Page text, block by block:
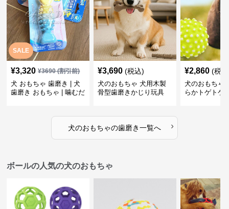
SALE
¥3,320 ¥3690(割引前)
犬 おもちゃ 歯磨き | 犬
歯磨き おもちゃ | 噛むだ
¥3,690 (税込)
犬のおもちゃ 犬用木製
骨型歯磨きかじり玩具
¥2,860 (税
犬のおもちゃ
らかトゲトゲ
犬のおもちゃの歯磨き一覧へ ›
ボールの人気の犬のおもちゃ